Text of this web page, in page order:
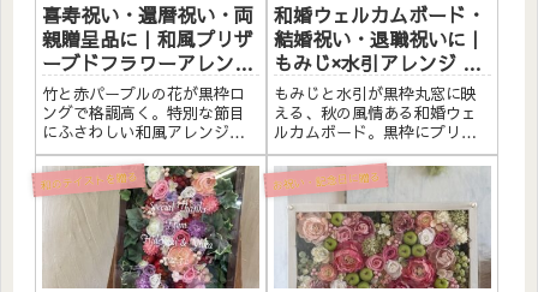
喜寿祝い・還暦祝い・両
親贈呈品に｜和風プリザ
ーブドフラワーアレンジ
竹 黒枠ロング〈赤パープ
ル〉文字入れ
竹と赤パープルの花が黒枠ロ
ングで格調高く。特別な節目
にふさわしい和風アレンジ。
黒枠にプリザーブドフラワー
と素材をたっぷりアレンジし
ました。アクリルプレートへ
のメッセージ入れ無料。自立
するので壁かけでも置き型で
も飾れます。こんな方へ喜寿
祝い（...
和婚ウェルカムボード・
結婚祝い・退職祝いに｜
もみじ×水引アレンジ 黒
枠丸窓〈秋紅葉〉文字入
れ
もみじと水引が黒枠丸窓に映
える、秋の風情ある和婚ウェ
ルカムボード。黒枠にプリザ
ーブドフラワーと素材をたっ
ぷりアレンジしました。アク
リルプレートへのメッセージ
入れ無料。自立するので壁か
けでも置き型でも飾れます。
こんな方へ和婚・和風の結婚
式のウ...
和のテイストを贈る お祝い・記念日に贈る